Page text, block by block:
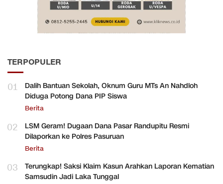
TERPOPULER
01
Dalih Bantuan Sekolah, Oknum Guru MTs An Nahdloh
Diduga Potong Dana PIP Siswa
Berita
02
LSM Geram! Dugaan Dana Pasar Randupitu Resmi
Dilaporkan ke Polres Pasuruan
Berita
03
Terungkap! Saksi Klaim Kasun Arahkan Laporan Kematian
Samsudin Jadi Laka Tunggal